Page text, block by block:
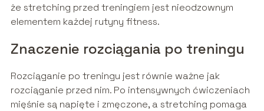
że stretching przed treningiem jest nieodzownym
elementem każdej rutyny fitness.
Znaczenie rozciągania po treningu
Rozciąganie po treningu jest równie ważne jak
rozciąganie przed nim. Po intensywnych ćwiczeniach
mięśnie są napięte i zmęczone, a stretching pomaga